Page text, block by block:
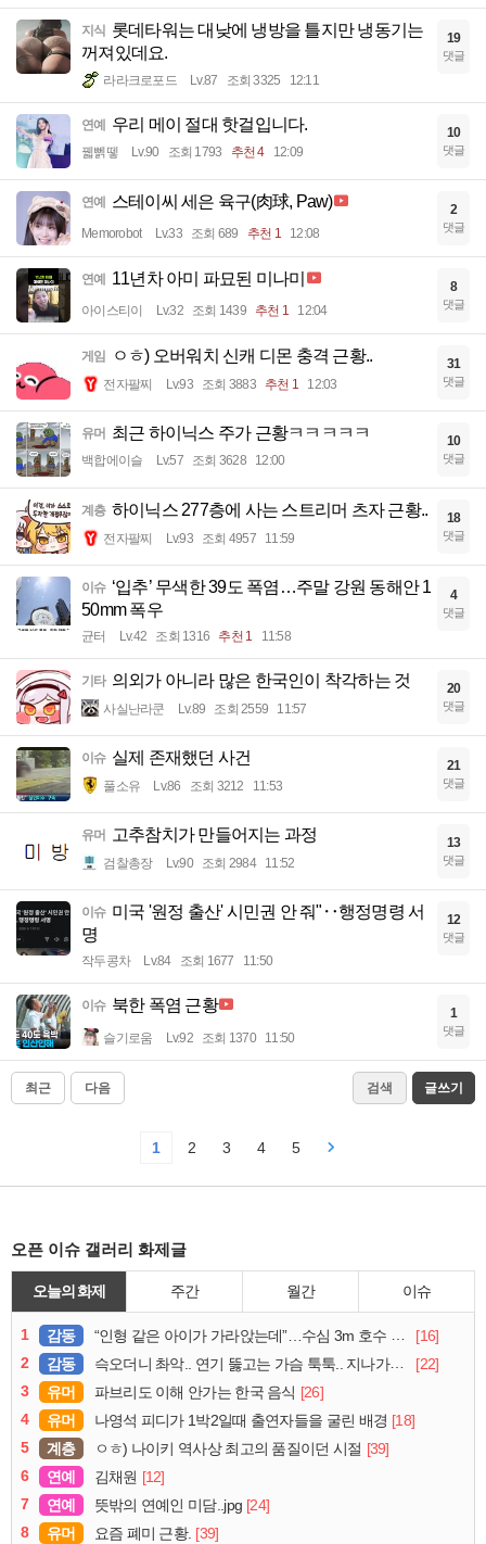
지식 롯데타워는 대낮에 냉방을 틀지만 냉동기는
꺼져있데요.
라라크로포드 Lv.87 조회 3325 12:11
19
댓글
연예 우리 메이 절대 핫걸입니다.
꿻뻵뗗 Lv.90 조회 1793 추천 4 12:09
10
댓글
연예 스테이씨 세은 육구(肉球, Paw)
Memorobot Lv.33 조회 689 추천 1 12:08
2
댓글
연예 11년차 아미 파묘된 미나미
아이스티이 Lv.32 조회 1439 추천 1 12:04
8
댓글
게임 ㅇㅎ) 오버워치 신캐 디몬 충격 근황..
전자팔찌 Lv.93 조회 3883 추천 1 12:03
31
댓글
유머 최근 하이닉스 주가 근황ㅋㅋㅋㅋㅋ
백합에이슬 Lv.57 조회 3628 12:00
10
댓글
계층 하이닉스 277층에 사는 스트리머 츠자 근황..
전자팔찌 Lv.93 조회 4957 11:59
18
댓글
이슈 ‘입추’ 무색한 39도 폭염…주말 강원 동해안 1
50mm 폭우
균터 Lv.42 조회 1316 추천 1 11:58
4
댓글
기타 의외가 아니라 많은 한국인이 착각하는 것
사실난라쿤 Lv.89 조회 2559 11:57
20
댓글
이슈 실제 존재했던 사건
풀소유 Lv.86 조회 3212 11:53
21
댓글
유머 고추참치가 만들어지는 과정
검찰총장 Lv.90 조회 2984 11:52
13
댓글
이슈 미국 '원정 출산' 시민권 안 줘"‥행정명령 서
명
작두콩차 Lv.84 조회 1677 11:50
12
댓글
이슈 북한 폭염 근황
슬기로움 Lv.92 조회 1370 11:50
1
댓글
최근 다음 검색 글쓰기
1 2 3 4 5
오픈 이슈 갤러리 화제글
오늘의 화제 주간 월간 이슈
1 감동 “인형 같은 아이가 가라앉는데”…수심 3m 호수 뛰어든 60대 의인
[16]
2
감동 슥오더니 촤악.. 연기 뚫고는 가슴 툭툭.. 지나가던 아재의 정체
[22]
3
유머 파브리도 이해 안가는 한국 음식 [26]
4
유머 나영석 피디가 1박2일때 출연자들을 굴린 배경 [18]
5
계층 ㅇㅎ) 나이키 역사상 최고의 품질이던 시절 [39]
6
연예 김채원 [12]
7
연예 뜻밖의 연예인 미담..jpg [24]
8
유머 요즘 폐미 근황. [39]